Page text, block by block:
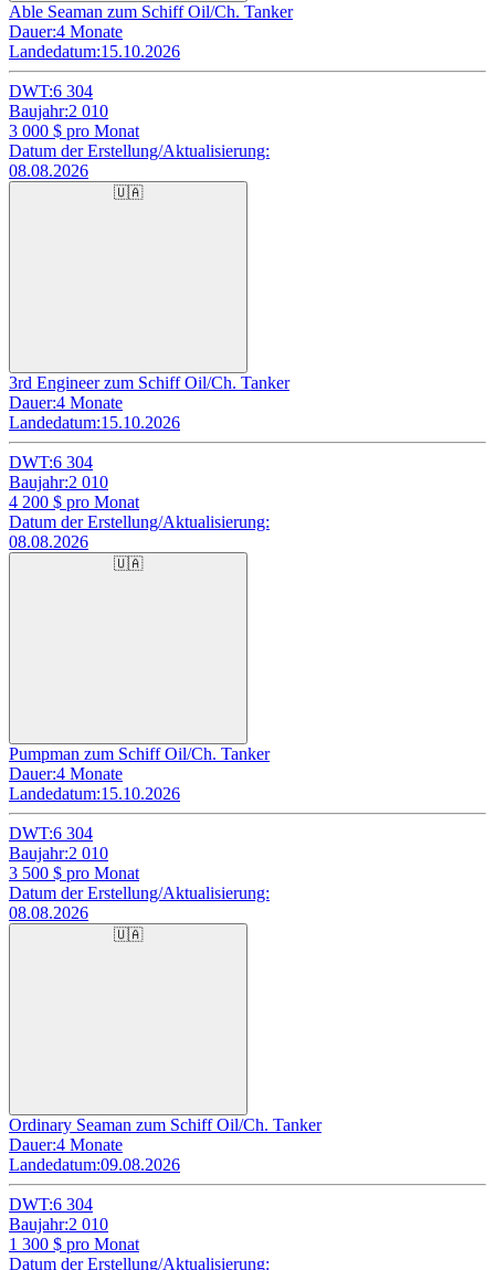
Able Seaman zum Schiff Oil/Ch. Tanker
Dauer:4 Monate
Landedatum:15.10.2026
DWT:6 304
Baujahr:2 010
3 000 $ pro Monat
Datum der Erstellung/Aktualisierung:
08.08.2026
🇺🇦
3rd Engineer zum Schiff Oil/Ch. Tanker
Dauer:4 Monate
Landedatum:15.10.2026
DWT:6 304
Baujahr:2 010
4 200 $ pro Monat
Datum der Erstellung/Aktualisierung:
08.08.2026
🇺🇦
Pumpman zum Schiff Oil/Ch. Tanker
Dauer:4 Monate
Landedatum:15.10.2026
DWT:6 304
Baujahr:2 010
3 500 $ pro Monat
Datum der Erstellung/Aktualisierung:
08.08.2026
🇺🇦
Ordinary Seaman zum Schiff Oil/Ch. Tanker
Dauer:4 Monate
Landedatum:09.08.2026
DWT:6 304
Baujahr:2 010
1 300 $ pro Monat
Datum der Erstellung/Aktualisierung: